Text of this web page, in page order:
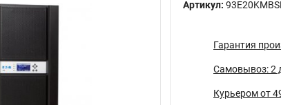
Артикул:
Гарантия
Самовывоз: 2
Курьером от